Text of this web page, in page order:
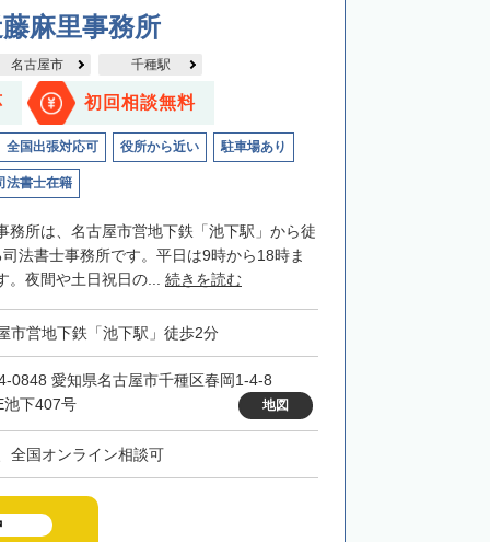
麻里事務所
名古屋市 千種駅
初回相談無料
全国出張対応可 役所から近い 駐車場あり
法書士在籍
務所は、名古屋市営地下鉄「池下駅」から徒
法書士事務所です。平日は9時から18時ま
。夜間や土日祝日の... 続きを読む
市営地下鉄「池下駅」徒歩2分
0848 愛知県名古屋市千種区春岡1-4-8
池下407号
地図
全国オンライン相談可